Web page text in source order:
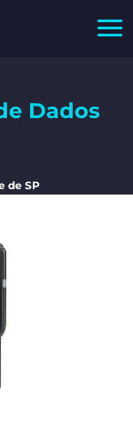
Dados
de SP